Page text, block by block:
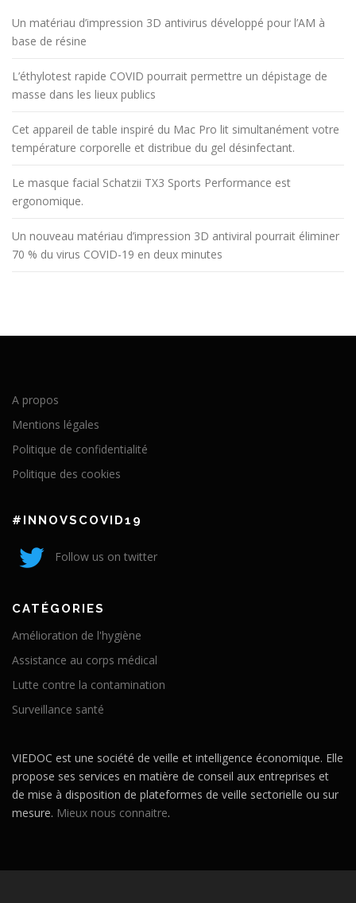
Un matériau d’impression 3D antivirus développé pour l’AM à
base de résine
L’éthylotest rapide COVID pourrait permettre un dépistage de
masse dans les lieux publics
Cet appareil de table inspiré du Mac Pro lit simultanément votre
température corporelle et distribue du gel désinfectant.
Le masque facial Schatzii TX3 Sports Performance est
ergonomique.
Un nouveau matériau d’impression 3D antiviral pourrait éliminer
70 % du virus COVID-19 en deux minutes
A propos
Mentions légales
Politique de confidentialité
Politique des cookies
#INNOVSCOVID19
Follow us on twitter
CATÉGORIES
Amélioration de l'hygiène
Assistance au corps médical
Lutte contre la contamination
Surveillance santé
VIEDOC est une société de veille et intelligence économique. Elle
propose ses services en matière de conseil aux entreprises et
de mise à disposition de plateformes de veille sectorielle ou sur
mesure. Mieux nous connaitre.